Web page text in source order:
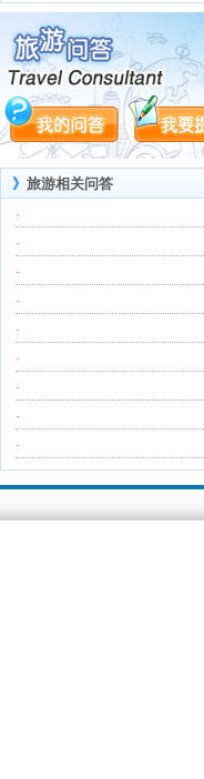
》 旅游相关问答
·
·
·
·
·
·
·
·
·